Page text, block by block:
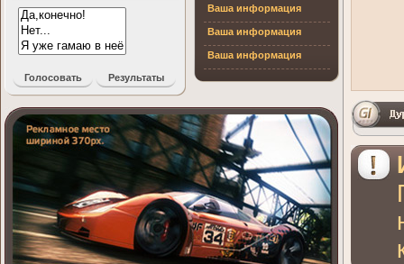
Ваша информация
Ваша информация
Ваша информация